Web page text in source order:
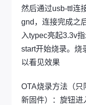
然后通过usb-ttl连
gnd，连接完成之
入typec亮起3.3v
start开始烧录。烧
以看见效果
OTA烧录方法（
新固件）：旋钮进